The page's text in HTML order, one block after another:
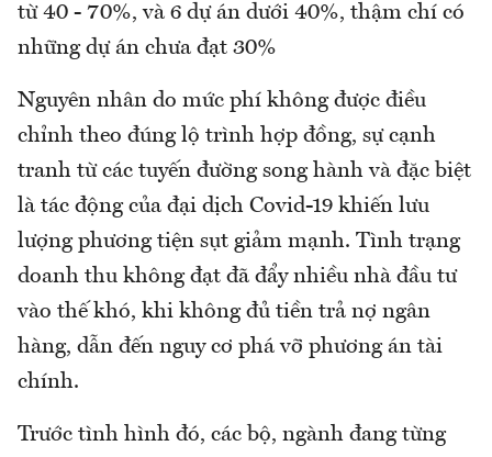
từ 40 - 70%, và 6 dự án dưới 40%, thậm chí có
những dự án chưa đạt 30%
Nguyên nhân do mức phí không được điều
chỉnh theo đúng lộ trình hợp đồng, sự cạnh
tranh từ các tuyến đường song hành và đặc biệt
là tác động của đại dịch Covid-19 khiến lưu
lượng phương tiện sụt giảm mạnh. Tình trạng
doanh thu không đạt đã đẩy nhiều nhà đầu tư
vào thế khó, khi không đủ tiền trả nợ ngân
hàng, dẫn đến nguy cơ phá vỡ phương án tài
chính.
Trước tình hình đó, các bộ, ngành đang từng